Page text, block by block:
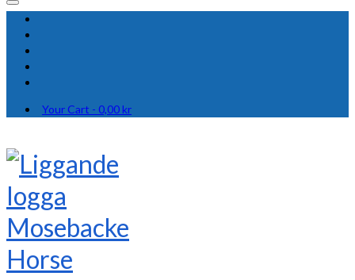
Your Cart - 0,00kr